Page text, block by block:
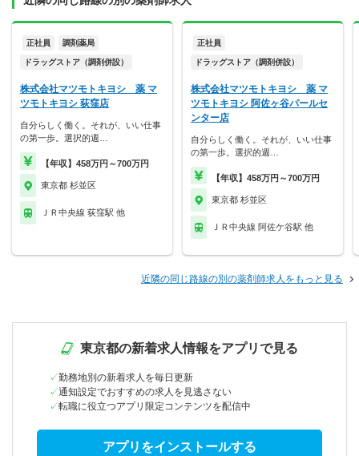
正社員 調剤薬局
ドラッグストア（調剤併設）
株式会社マツモトキヨシ 薬 マ
ツモトキヨシ 荻窪店
自分らしく働く。それが、いい仕事
の第一歩。選択的週…
【年収】458万円～700万円
東京都 杉並区
ＪＲ中央線 荻窪駅 他
正社員
ドラッグストア（調剤併設）
株式会社マツモトキヨシ 薬 マ
ツモトキヨシ 阿佐ヶ谷パールセ
ンター店
自分らしく働く。それが、いい仕事
の第一歩。選択的週…
【年収】458万円～700万円
東京都 杉並区
ＪＲ中央線 阿佐ケ谷駅 他
近隣の同じ路線の別の薬剤師求人をもっと見る
東京都の新着求人情報をアプリで見る
勤務地別の新着求人を毎日更新
通知設定でおすすめの求人を見逃さない
転職に役立つアプリ限定コンテンツを配信中
アプリをインストールする